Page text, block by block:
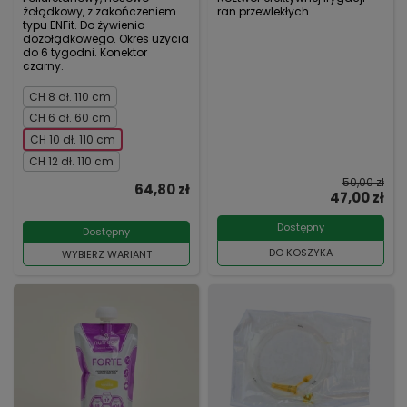
żołądkowy, z zakończeniem
typu ENFit. Do żywienia
dożołądkowego. Okres użycia
do 6 tygodni. Konektor
czarny.
CH 8 dł. 110 cm
CH 6 dł. 60 cm
CH 10 dł. 110 cm
CH 12 dł. 110 cm
Dostępny
WYBIERZ WARIANT
64,80 zł
ran przewlekłych.
Dostępny
DO KOSZYKA
50,00 zł
47,00 zł